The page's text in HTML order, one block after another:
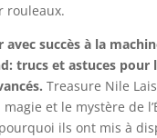
rouleaux.
succès à la
trucs et astuces pour
Treasure Nile
et le mystère de
ils ont mis à